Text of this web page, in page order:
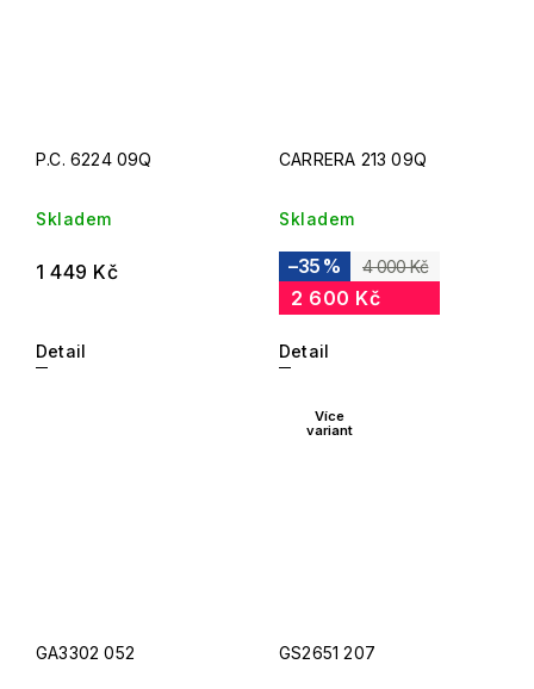
P.C. 6224 09Q
Skladem
1 449 Kč
Detail
CARRERA 213 09Q
Skladem
4 000 Kč
–35 %
2 600 Kč
Detail
GA3302 052
Více
variant
GS2651 207